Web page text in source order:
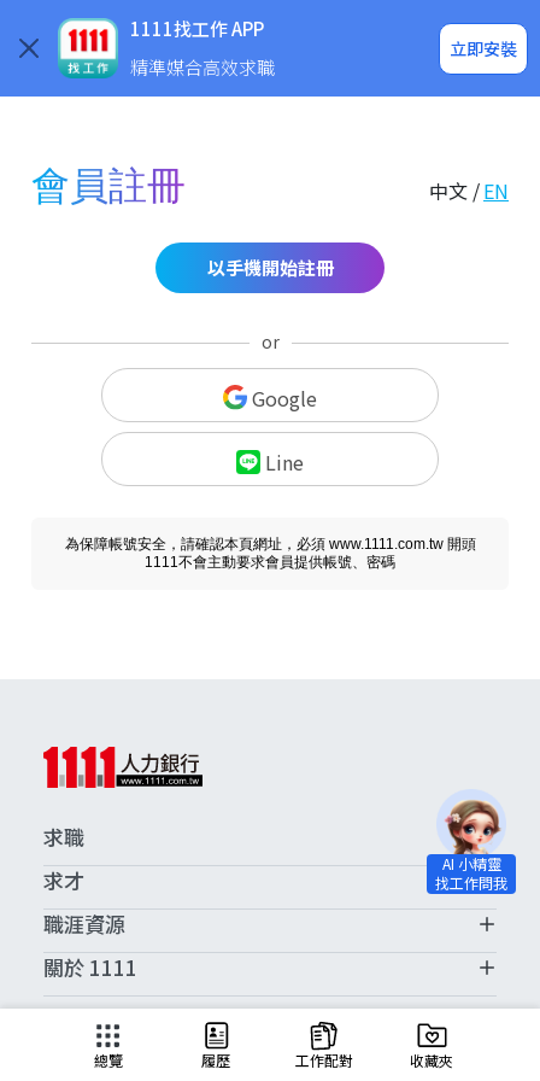
1111找工作 APP
精準媒合高效求職
立即安裝
企業求才
會員註冊 中文 /EN
以手機開始註冊
or
Google
Line
為保障帳號安全，請確認本頁網址，必須 www.1111.com.tw 開頭
1111不會主動要求會員提供帳號、密碼
求職
求才
職涯資源
關於 1111
求職服務中心
總覽 履歷 工作配對 收藏夾